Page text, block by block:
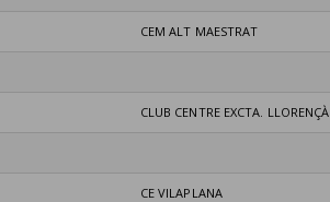
CEM ALT MAESTRAT
CLUB CENTRE EXCTA. LLORENÇÀ
CE VILAPLANA